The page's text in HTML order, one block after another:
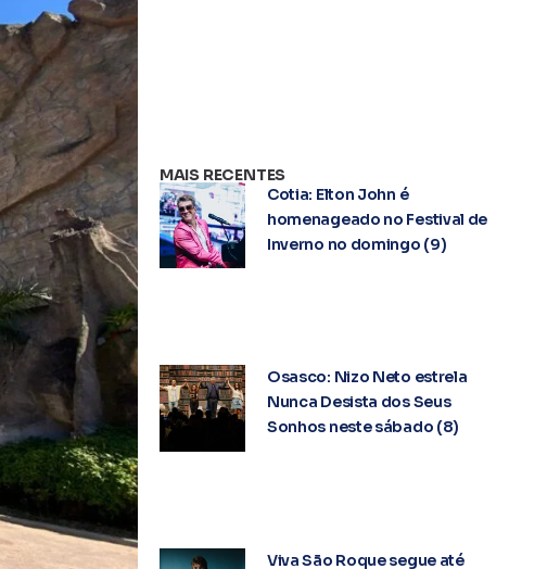
MAIS RECENTES
Cotia: Elton John é
homenageado no Festival de
Inverno no domingo (9)
Osasco: Nizo Neto estrela
Nunca Desista dos Seus
Sonhos neste sábado (8)
Viva São Roque segue até